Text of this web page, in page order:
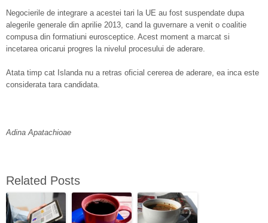
Negocierile de integrare a acestei tari la UE au fost suspendate dupa
alegerile generale din aprilie 2013, cand la guvernare a venit o coalitie
compusa din formatiuni eurosceptice. Acest moment a marcat si
incetarea oricarui progres la nivelul procesului de aderare.
Atata timp cat Islanda nu a retras oficial cererea de aderare, ea inca este
considerata tara candidata.
Adina Apatachioae
Related Posts